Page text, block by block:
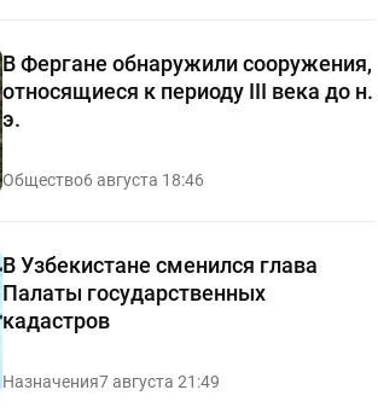
В Фергане обнаружили сооружения,
относящиеся к периоду III века до н.
э.
Общество6 августа 18:46
В Узбекистане сменился глава
Палаты государственных
кадастров
Назначения7 августа 21:49